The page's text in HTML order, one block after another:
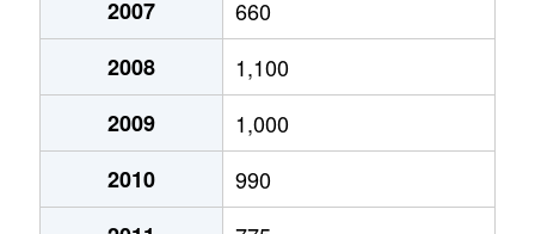
夜須町手結山
夜須町西山
300万円
2007
660
2008
1,100
2009
1,000
2010
990